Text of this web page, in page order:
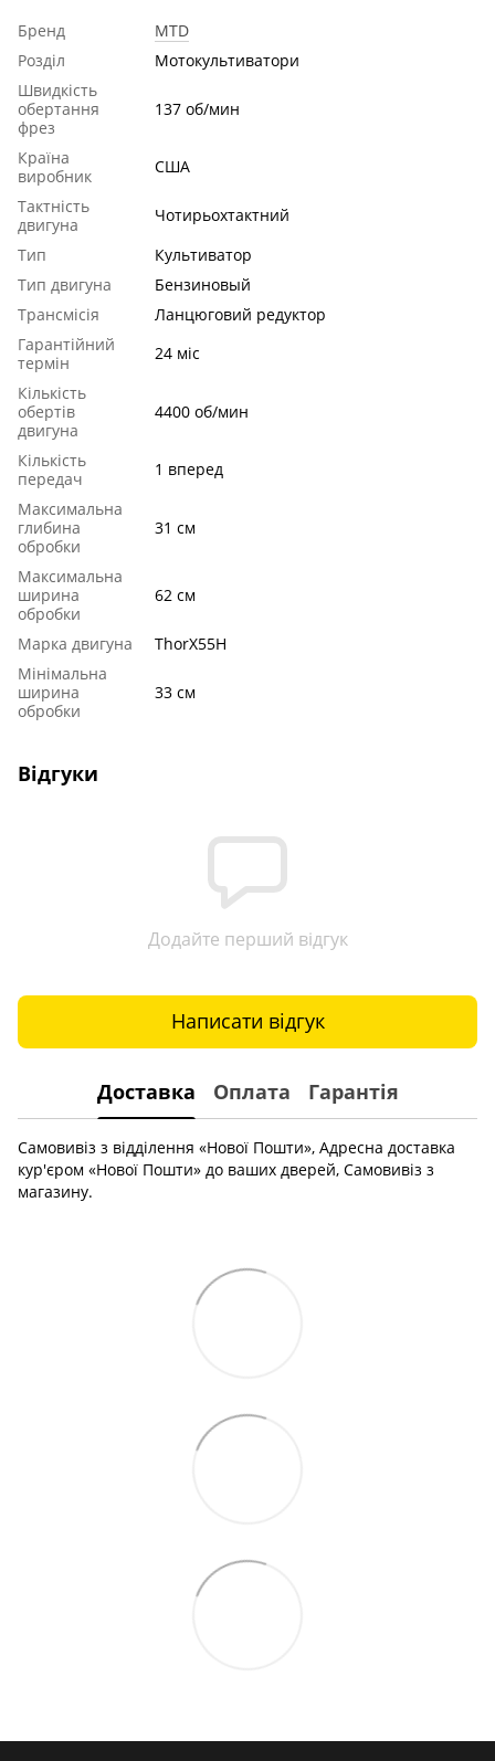
Бренд
MTD
Розділ
Мотокультиватори
Швидкість
обертання
фрез
137 об/мин
Країна
виробник
США
Тактність
двигуна
Чотирьохтактний
Тип
Культиватор
Тип двигуна
Бензиновый
Трансмісія
Ланцюговий редуктор
Гарантійний
термін
24 міс
Кількість
обертів
двигуна
4400 об/мин
Кількість
передач
1 вперед
Максимальна
глибина
обробки
31 см
Максимальна
ширина
обробки
62 см
Марка двигуна
ThorX55H
Мінімальна
ширина
обробки
33 см
Відгуки
Додайте перший відгук
Написати відгук
Доставка Оплата Гарантія
Самовивіз з відділення «Нової Пошти», Адресна доставка
кур'єром «Нової Пошти» до ваших дверей, Самовивіз з
магазину.